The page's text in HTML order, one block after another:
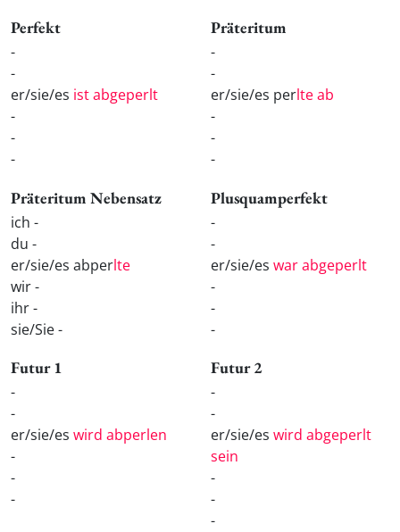
Perfekt
-
-
er/sie/es ist abgeperlt
-
-
-
Präteritum
-
-
er/sie/es perlte ab
-
-
-
Präteritum Nebensatz
ich -
du -
er/sie/es abperlte
wir -
ihr -
sie/Sie -
Plusquamperfekt
-
-
er/sie/es war abgeperlt
-
-
-
Futur 1
-
-
er/sie/es wird abperlen
-
-
-
Futur 2
-
-
er/sie/es wird abgeperlt
sein
-
-
-